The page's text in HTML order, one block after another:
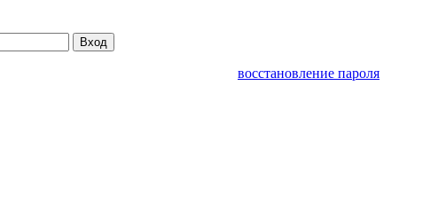
Вход
восстановление пароля